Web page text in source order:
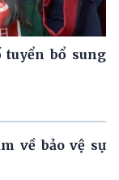
tuyển bổ sung
về bảo vệ sự